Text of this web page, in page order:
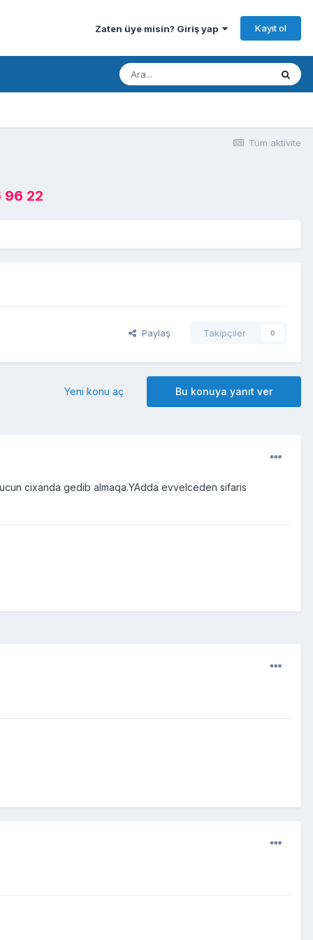
Zaten üye misin? Giriş yap Kayıt ol
Tüm aktivite
96 22
Paylaş Takipçiler 0
Bu konuya yanıt ver
Yeni konu aç
cixanda gedib almaqa.YAdda evvelceden sifaris